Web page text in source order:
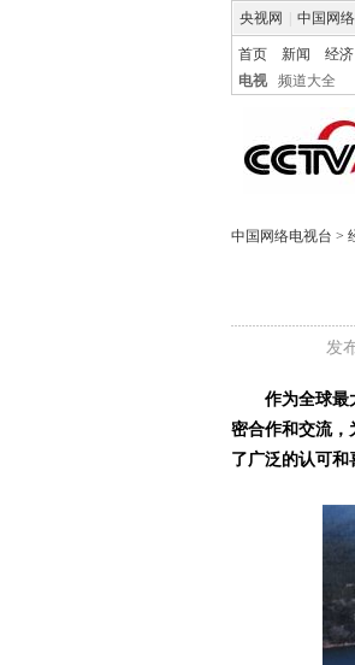
央视网 中国网
首页 新闻 经济
电视
频道大全
中国网络电视台 >
发
作为全球最
密合作和交流，
了广泛的认可和